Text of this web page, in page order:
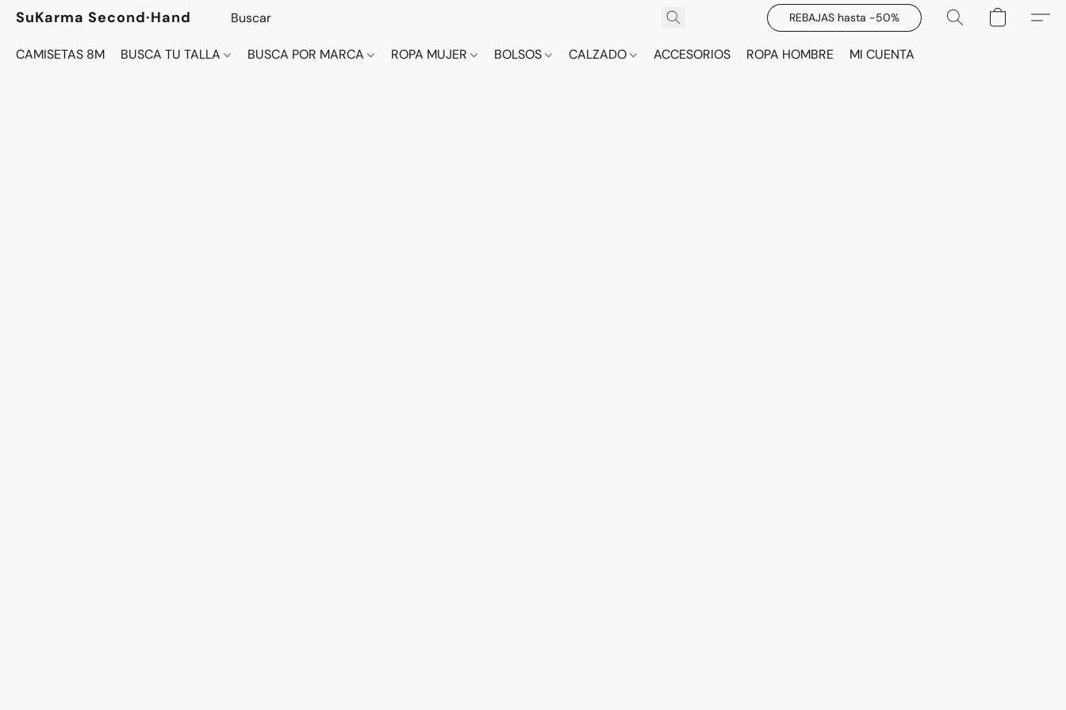
SuKarma Second·Hand REBAJAS hasta -50%
CAMISETAS 8M BUSCA TU TALLA BUSCA POR MARCA ROPA MUJER BOLSOS CALZADO ACCESORIOS ROPA HOMBRE MI CUENTA